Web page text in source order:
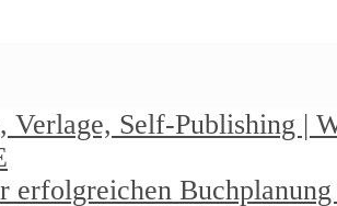
Verlage, Self-Publishing |
erfolgreichen